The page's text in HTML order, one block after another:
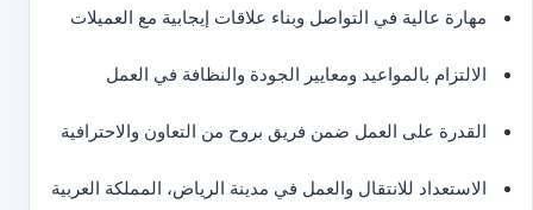
مهارة عالية في التواصل وبناء علاقات إيجابية مع العميلات
الالتزام بالمواعيد ومعايير الجودة والنظافة في العمل
القدرة على العمل ضمن فريق بروح من التعاون والاحترافية
الاستعداد للانتقال والعمل في مدينة الرياض، المملكة العربية